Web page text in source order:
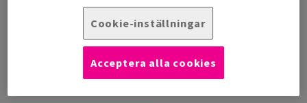
Cookie-inställningar
Acceptera alla cookies